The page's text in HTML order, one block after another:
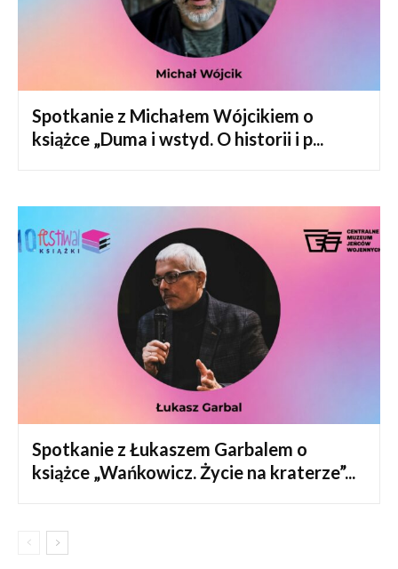
Spotkanie z Michałem Wójcikiem o
książce „Duma i wstyd. O historii i p...
Spotkanie z Łukaszem Garbalem o
książce „Wańkowicz. Życie na kraterze”...